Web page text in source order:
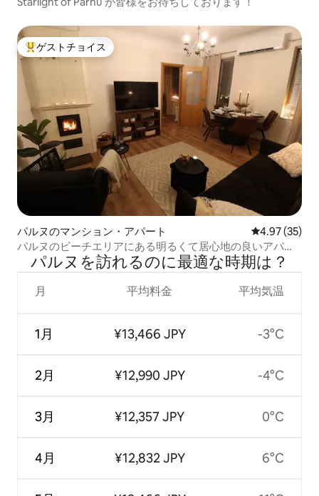
大好評のゲストチョイスです。
ゲストチョイス
パルヌのマンション・アパート レビュー35
4.97 (35)
パルヌのビーチエリアにある明るくて居心地の良いアパー
パルヌを訪⁠れ⁠るの⁠に最⁠適⁠な時⁠期⁠は⁠？
月
1月
2月
3月
4月
平均料金
¥13,466 JPY
¥12,990 JPY
¥12,357 JPY
¥12,832 JPY
平均気温
-3°C
-4°C
0°C
6°C